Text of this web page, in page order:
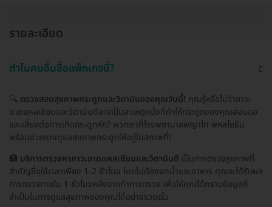
รายละเอียด
ทำไมคนอื่นซื้อแพ็กเกจนี้?
🔍 ตรวจสอบสุขภาพกระดูกและวิตามินของคุณวันนี้! คุณรู้หรือไม่ว่าภาวะ
ขาดแคลเซียมและวิตามินดีอาจเป็นสาเหตุหนึ่งที่ทำให้กระดูกของคุณอ่อนแอ
และเสี่ยงต่อการเกิดกระดูกหัก? พวกเราที่โรงพยาบาลพญาไท พหลโยธิน
พร้อมช่วยคุณดูแลสุขภาพกระดูกให้อยู่ในสภาพที่!
🏥 บริการตรวจหาภาวะขาดแคลเซียมและวิตามินดี เป็นการตรวจสุขภาพที่
สำคัญซึ่งใช้เวลาเพียง 1-2 ชั่วโมง โดยไม่ต้องงดน้ำและอาหาร คุณจะได้รับผล
การตรวจภายใน 1 ชั่วโมงหลังจากทำการตรวจ เพื่อให้คุณได้ทราบข้อมูลที่
จำเป็นในการดูแลสุขภาพของคุณได้อย่างรวดเร็ว